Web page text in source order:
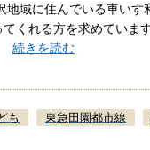
域に住んでいる車いす
くれる方を求めていま
続きを読む
も 東急田園都市線